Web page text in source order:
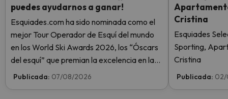
puedes ayudarnos a ganar!
Esquiades.com ha sido nominada como el
mejor Tour Operador de Esquí del mundo
en los World Ski Awards 2026, los “Óscars
del esquí” que premian la excelencia en la
industria del esquí. ¡Vota ahora y ayúdanos
Publicada: 07/08/2026
Cristina
Esquiades
Sporting,
Cristina
Publicada: